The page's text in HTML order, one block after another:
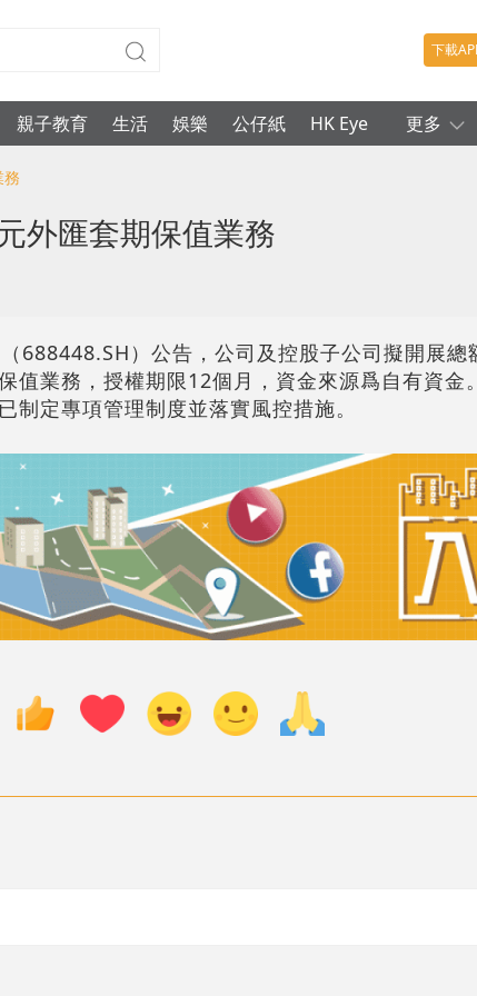
下載
親子教育 生活 娛樂 公仔紙 HK Eye 更多
外匯套期保值業務
688448.SH）公告，公司及控股子公司擬開展總
值業務，授權期限12個月，資金來源爲自有資金
制定專項管理制度並落實風控措施。